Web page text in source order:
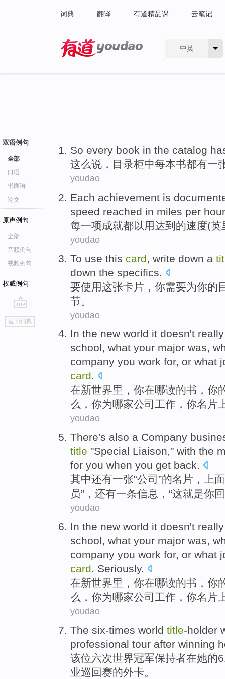
词典 翻译 有道精品课 云笔记
中英
双语例句
全部
口语
书面语
论文
原声例句
全部
音频例句
视频例句
权威例句
go
top
返回词典
So every book in the catalog
这么说，目录柜中每本书都有一
youdao
Each achievement is
speed reached in miles per hour
每一项成就都以用达到 的速度(英
youdao
To use this card write down a
down the specifics
要使用这张卡片 ，你需要为你的
节 。
youdao
In the new world it doesn't
school, what your major was,
company you work for, or what
card.
在新世界里 ， 你在哪读的书， 你
么，你为哪家公司 工作 ，你名片
youdao
There's also a Company
title "Special Liaison," with the
for you when you get back.
其中还有一张“公司 ”的名片 ，上
员”， 还有一条信息，“这就是你
youdao
In the new world it doesn't
school, what your major was,
company you work for, or what
card. Seriously.
在新世界里 ， 你在哪读的书， 你
么，你为哪家公司 工作 ，你名片
youdao
The six-times world title-holder
professional tour after winning
该位六次世界冠军保持者在她的
业巡回赛的外卡。